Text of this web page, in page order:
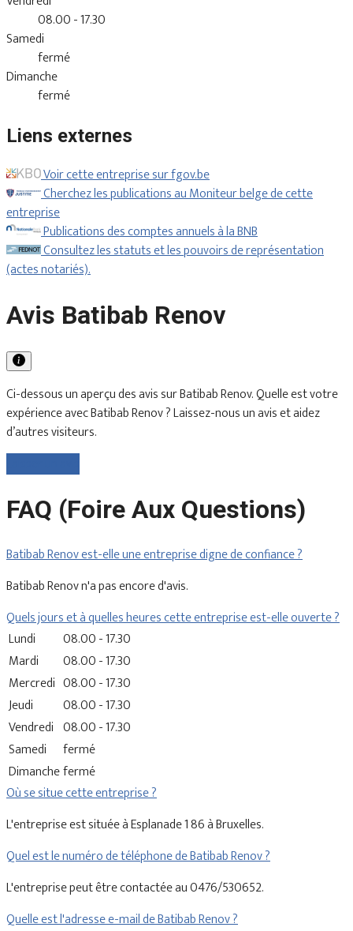
08.00 - 17.30
Samedi
fermé
Dimanche
fermé
Liens externes
Voir cette entreprise sur fgov.be
Cherchez les publications au Moniteur belge de cette
entreprise
Publications des comptes annuels à la BNB
Consultez les statuts et les pouvoirs de représentation
(actes notariés).
Avis Batibab Renov
Ci-dessous un aperçu des avis sur Batibab Renov. Quelle est votre
expérience avec Batibab Renov ? Laissez-nous un avis et aidez
d’autres visiteurs.
FAQ (Foire Aux Questions)
Batibab Renov est-elle une entreprise digne de confiance ?
Batibab Renov n'a pas encore d'avis.
Quels jours et à quelles heures cette entreprise est-elle ouverte ?
Lundi
08.00 - 17.30
Mardi
08.00 - 17.30
Mercredi 08.00 - 17.30
Jeudi
08.00 - 17.30
Vendredi 08.00 - 17.30
Samedi
fermé
Dimanchefermé
Où se situe cette entreprise ?
L'entreprise est située à Esplanade 1 86 à Bruxelles.
Quel est le numéro de téléphone de Batibab Renov ?
L'entreprise peut être contactée au 0476/530652.
Quelle est l'adresse e-mail de Batibab Renov ?